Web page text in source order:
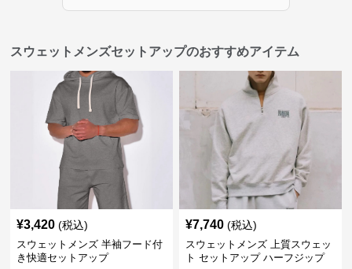
スウェットメンズセットアップのおすすめアイテム
¥3,420 (税込)
スウェットメンズ 半袖フード付
き快適セットアップ
¥7,740 (税込)
スウェットメンズ 上質スウェッ
ト セットアップ ハーフジップ